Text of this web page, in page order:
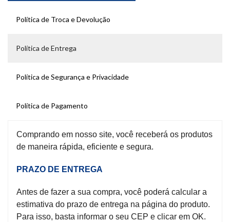
Política de Troca e Devolução
Política de Entrega
Política de Segurança e Privacidade
Política de Pagamento
Comprando em nosso site, você receberá os produtos
de maneira rápida, eficiente e segura.
PRAZO DE ENTREGA
Antes de fazer a sua compra, você poderá calcular a
estimativa do prazo de entrega na página do produto.
Para isso, basta informar o seu CEP e clicar em OK.